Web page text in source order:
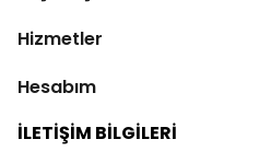
Hizmetler
Hesabım
İLETİŞİM BİLGİLERİ